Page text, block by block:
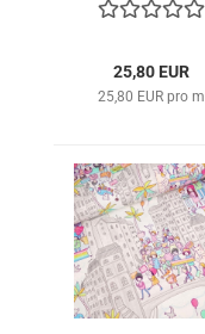
25,80 EUR
25,80 EUR pro m